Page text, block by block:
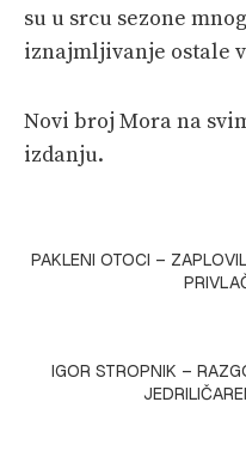
su u srcu sezone
iznajmljivanje ostale
Novi broj Mora na
izdanju.
PAKLENI OTOCI –
IGOR STROPNIK –